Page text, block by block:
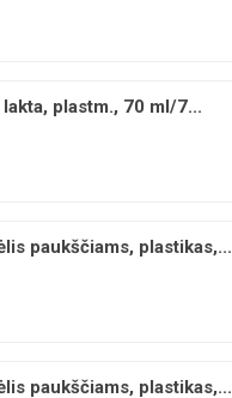
plastm., 70 ml/7...
paukščiams, plastikas,...
paukščiams, plastikas,...